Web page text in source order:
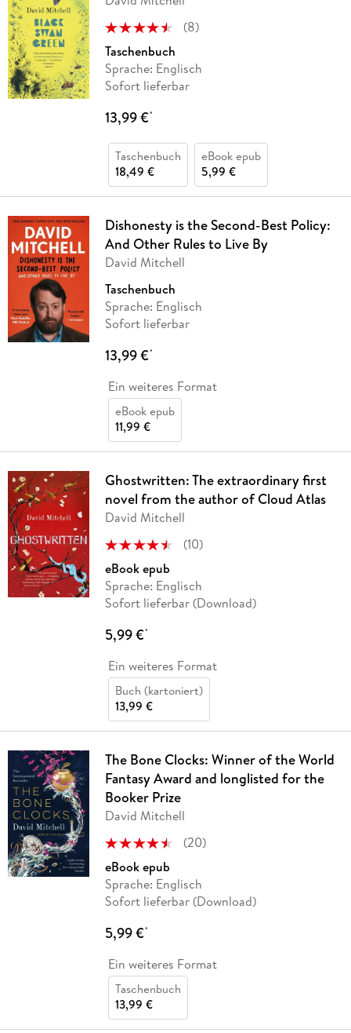
(8)
Taschenbuch
Sprache: Englisch
Sofort lieferbar
13,99 €*
Taschenbuch
18,49 €
eBook epub
5,99 €
Dishonesty is the Second-Best Policy:
And Other Rules to Live By
David Mitchell
Taschenbuch
Sprache: Englisch
Sofort lieferbar
13,99 €*
Ein weiteres Format
eBook epub
11,99 €
Ghostwritten: The extraordinary first
novel from the author of Cloud Atlas
David Mitchell
(10)
eBook epub
Sprache: Englisch
Sofort lieferbar (Download)
5,99 €*
Ein weiteres Format
Buch (kartoniert)
13,99 €
The Bone Clocks: Winner of the World
Fantasy Award and longlisted for the
Booker Prize
David Mitchell
(20)
eBook epub
Sprache: Englisch
Sofort lieferbar (Download)
5,99 €*
Ein weiteres Format
Taschenbuch
13,99 €